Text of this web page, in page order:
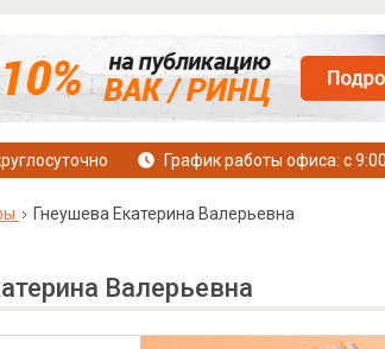
График работы офиса: с
Гнеушева Екатерина Валерьевна
Валерьевна